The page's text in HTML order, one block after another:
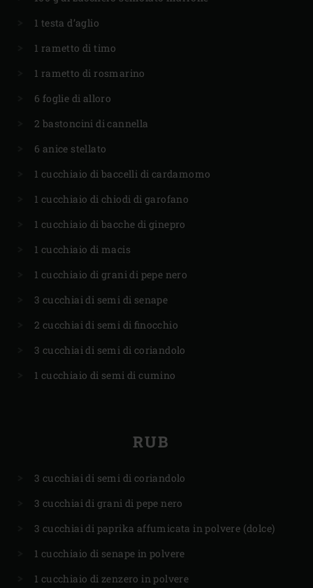
1 testa d’aglio
1 rametto di timo
1 rametto di rosmarino
6 foglie di alloro
2 bastoncini di cannella
6 anice stellato
1 cucchiaio di baccelli di cardamomo
1 cucchiaio di chiodi di garofano
1 cucchiaio di bacche di ginepro
1 cucchiaio di macis
1 cucchiaio di grani di pepe nero
3 cucchiai di semi di senape
2 cucchiai di semi di finocchio
3 cucchiai di semi di coriandolo
1 cucchiaio di semi di cumino
RUB
3 cucchiai di semi di coriandolo
3 cucchiai di grani di pepe nero
3 cucchiai di paprika affumicata in polvere (dolce)
1 cucchiaio di senape in polvere
1 cucchiaio di zenzero in polvere